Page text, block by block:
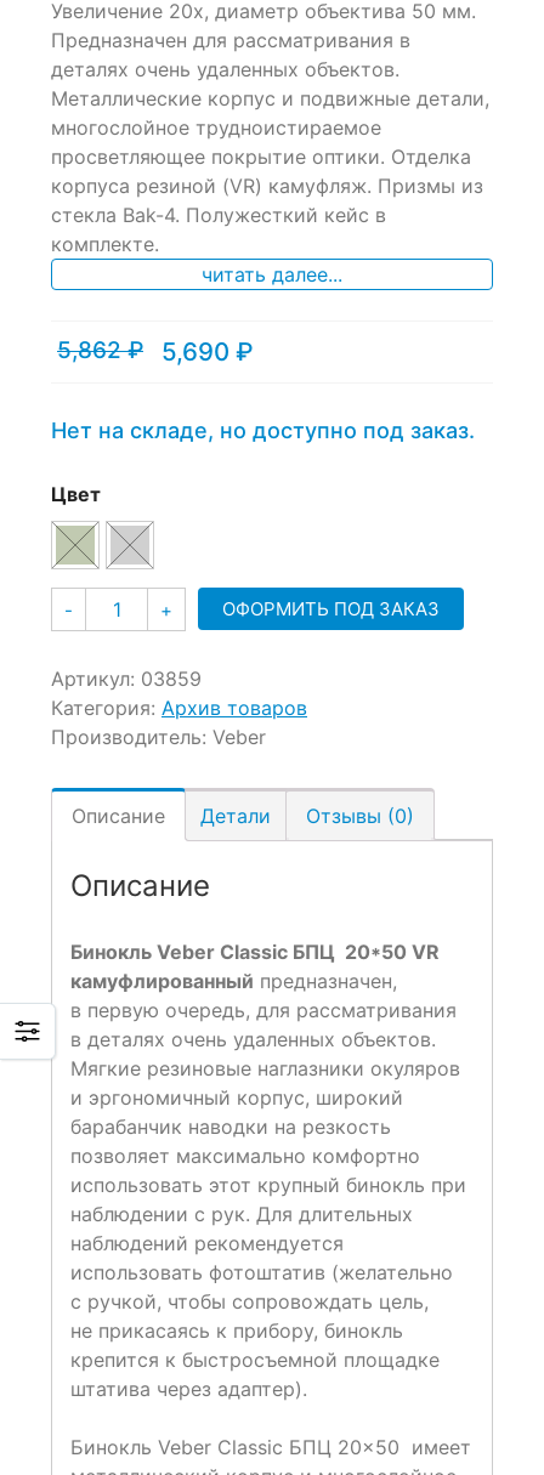
out
of
based
on
customer
ratings
Увеличение 20х, диаметр объектива 50 мм.
Предназначен для рассматривания в
деталях очень удаленных объектов.
Металлические корпус и подвижные детали,
многослойное трудноистираемое
просветляющее покрытие оптики. Отделка
корпуса резиной (VR) камуфляж. Призмы из
стекла Bak-4. Полужесткий кейс в
комплекте.
читать далее...
5,862₽
Первоначальная
5,862 ₽.
5,690 ₽
Текущая
Нет на складе, но доступно под заказ.
Цвет
- Количество
+ ОФОРМИТЬ ПОД ЗАКАЗ
Артикул: 03859
Категория: Архив товаров
Производитель: Veber
Описание Детали Отзывы (0)
Описание
Бинокль Veber Classic БПЦ 20*50 VR
камуфлированный предназначен,
в первую очередь, для рассматривания
в деталях очень удаленных объектов.
Мягкие резиновые наглазники окуляров
и эргономичный корпус, широкий
барабанчик наводки на резкость
позволяет максимально комфортно
использовать этот крупный бинокль при
наблюдении с рук. Для длительных
наблюдений рекомендуется
использовать фотоштатив (желательно
с ручкой, чтобы сопровождать цель,
не прикасаясь к прибору, бинокль
крепится к быстросъемной площадке
штатива через адаптер).
Бинокль Veber Classic БПЦ 20×50 имеет